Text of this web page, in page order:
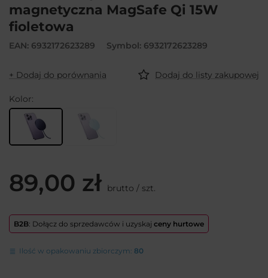
magnetyczna MagSafe Qi 15W
fioletowa
EAN: 6932172623289 Symbol: 6932172623289
+ Dodaj do porównania Dodaj do listy zakupowej
Kolor
89,00 zł brutto / szt.
B2B: Dołącz do sprzedawców i uzyskaj ceny hurtowe
Ilość w opakowaniu zbiorczym:80